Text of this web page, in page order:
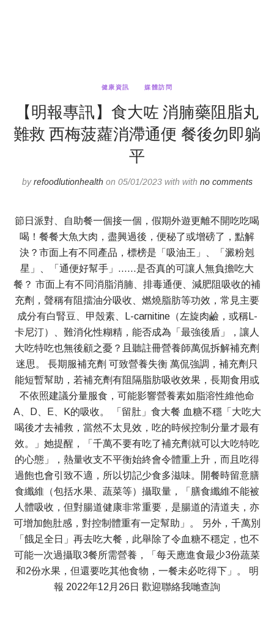
健康資訊 媒體訪問
【明報專訊】食大咗 消腩藥阻脂丸
難救 西梅菠蘿消滯通便 餐後勿即躺
平
byrefoodlutionhealth on 05/01/2023 with with no comments
節日派對、自助餐一個接一個，假期外遊更離不開吃吃喝
喝！餐餐大魚大肉，盡興過後，便秘了或增磅了，點解
決？市面上有不同產品，標榜是「吸油王」、「澱粉剋
星」、「通便好幫手」……是否真的可讓人無負擔吃大
餐？ 市面上有不同消脂消腩、排毒通便、減肥阻吸收的補
充劑，聲稱有阻擋油分吸收、燃燒脂肪等功效，常見主要
成分有白腎豆、甲殼素、L-carnitine（左旋肉鹼，或稱L-
卡尼汀）、難消化性糊精，能否成為「最強後盾」，讓人
大吃特吃也無後顧之憂？且聽註冊營養師萬侃拆解補充劑
迷思。 長期服補充劑 可致營養失衡 萬侃強調，補充劑只
能短暫幫助，若補充劑有阻隔脂肪吸收效果，長期食用或
不依照建議分量服食，可能影響營養素如脂溶性維他命
A、D、E、K的吸收。 「留肚」食大餐 血糖不穩「大吃大
喝後才去補救，當然不太見效，吃的時候控制分量才最有
效。」她提醒，「千萬不要有吃了補充劑就可以大吃特吃
的心態」，熱量收支不平衡始終會令體重上升，而且吃得
過飽也會引致不適，所以切記少食多滋味。開餐時留意膳
食纖維（包括水果、蔬菜等）攝取量，「膳食纖維不能被
人體吸收，但對腸道健康非常重要，是腸道的清道夫，亦
可增加飽肚感，對控制體重有一定幫助」。 另外，千萬別
「餓足全日」再去吃大餐，此舉除了令血糖不穩定，也不
可能一次過攝取3餐所需營養，「每天應進食最少3份蔬菜
和2份水果，但還要吃其他食物，一餐未必吃得下」。 明
報 2022年12月26日 歡迎聯絡我哋查詢